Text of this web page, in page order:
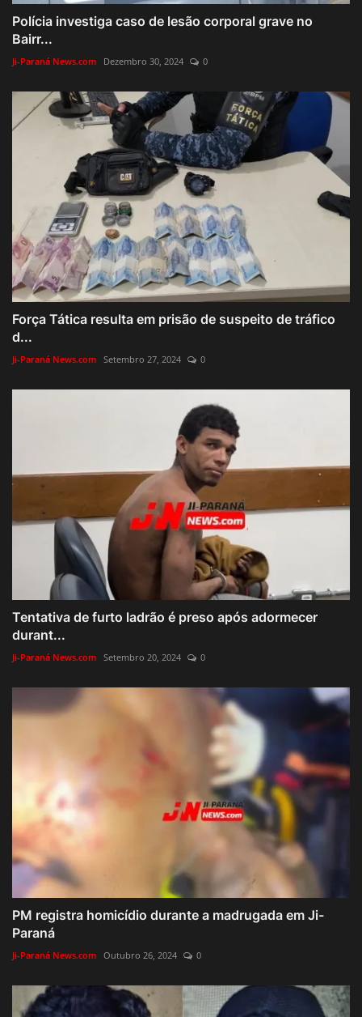
Polícia investiga caso de lesão corporal grave no
Bairr...
Ji-Paraná News.com Dezembro 30, 2024 0
Força Tática resulta em prisão de suspeito de tráfico
d...
Ji-Paraná News.com Setembro 27, 2024 0
Tentativa de furto ladrão é preso após adormecer
durant...
Ji-Paraná News.com Setembro 20, 2024 0
PM registra homicídio durante a madrugada em Ji-
Paraná
Ji-Paraná News.com Outubro 26, 2024 0